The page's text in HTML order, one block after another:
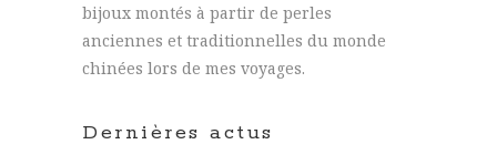
bijoux montés à partir de perles
anciennes et traditionnelles du monde
chinées lors de mes voyages.
Dernières actus